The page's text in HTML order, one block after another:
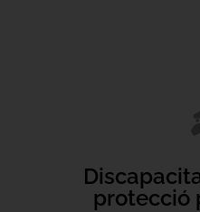
protecció